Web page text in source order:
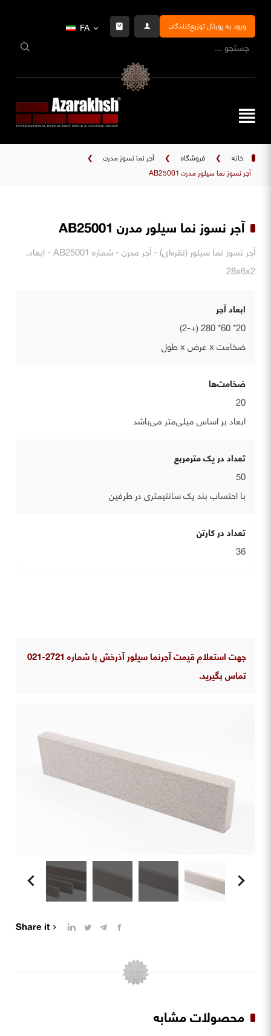
ورود به پورتال توزیع‌کنندگان FA
خانه ❯ فروشگاه ❯ آجر نما نسوز مدرن
❯
آجر نسوز نما سیلور مدرن AB25001
آجر نسوز نما سیلور مدرن AB25001
آجر نسوز نما سیلور (نقره‌ای) - آجر مدرن - شماره AB25001 - ابعاد.
28x6x2
ابعاد آجر
20* 60* 280 (+-2)
ضخامت x عرض x طول
ضخامت‌ها
20
ابعاد بر اساس میلی‌متر می‌باشد
تعداد در یک مترمربع
50
با احتساب بند یک سانتیمتری در طرفین
تعداد در کارتن
36
جهت استعلام قیمت آجرنما سیلور آذرخش با شماره 2721-021
تماس بگیرید.
محصولات مشابه